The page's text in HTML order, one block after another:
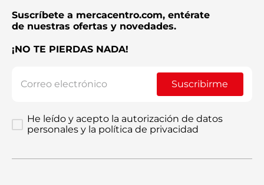
Suscríbete a mercacentro.com, entérate
de nuestras ofertas y novedades.
¡NO TE PIERDAS NADA!
Suscribirme
He leído y acepto la autorización de datos
personales y la política de privacidad